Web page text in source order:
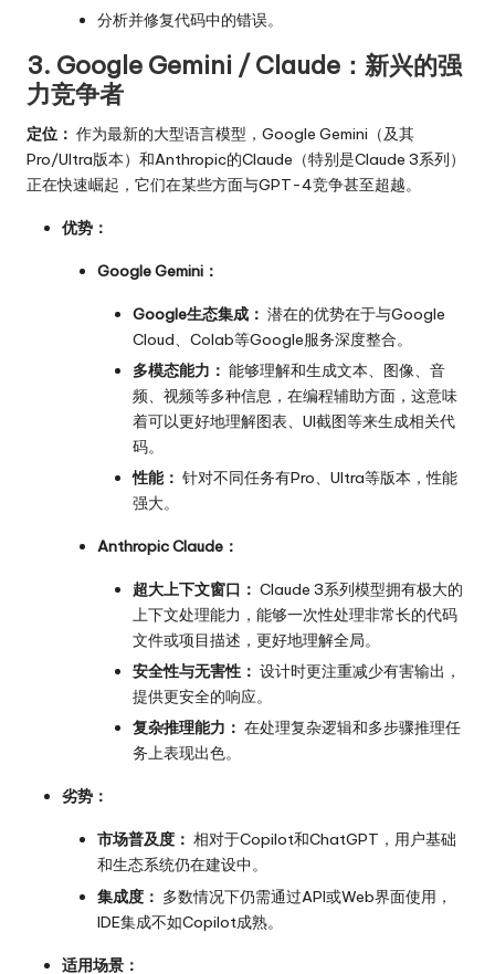
分析并修复代码中的错误。
3. Google Gemini / Claude：新兴的强
力竞争者
定位： 作为最新的大型语言模型，Google Gemini（及其
Pro/Ultra版本）和Anthropic的Claude（特别是Claude 3系列）
正在快速崛起，它们在某些方面与GPT-4竞争甚至超越。
优势：
Google Gemini：
Google生态集成： 潜在的优势在于与Google
Cloud、Colab等Google服务深度整合。
多模态能力： 能够理解和生成文本、图像、音
频、视频等多种信息，在编程辅助方面，这意味
着可以更好地理解图表、UI截图等来生成相关代
码。
性能： 针对不同任务有Pro、Ultra等版本，性能
强大。
Anthropic Claude：
超大上下文窗口： Claude 3系列模型拥有极大的
上下文处理能力，能够一次性处理非常长的代码
文件或项目描述，更好地理解全局。
安全性与无害性： 设计时更注重减少有害输出，
提供更安全的响应。
复杂推理能力： 在处理复杂逻辑和多步骤推理任
务上表现出色。
劣势：
市场普及度： 相对于Copilot和ChatGPT，用户基础
和生态系统仍在建设中。
集成度： 多数情况下仍需通过API或Web界面使用，
IDE集成不如Copilot成熟。
适用场景：